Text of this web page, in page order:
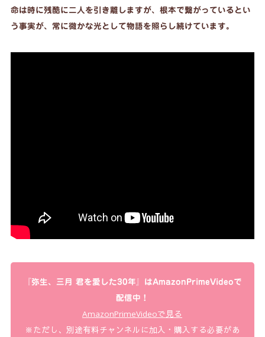
命は時に残酷に二人を引き離しますが、根本で繋がっているとい
う事実が、常に微かな光として物語を照らし続けています。
『弥生、三月 君を愛した30年』はAmazonPrimeVideoで
配信中！
AmazonPrimeVideoで見る
※ただし、別途有料チャンネルに加入・購入する必要があ